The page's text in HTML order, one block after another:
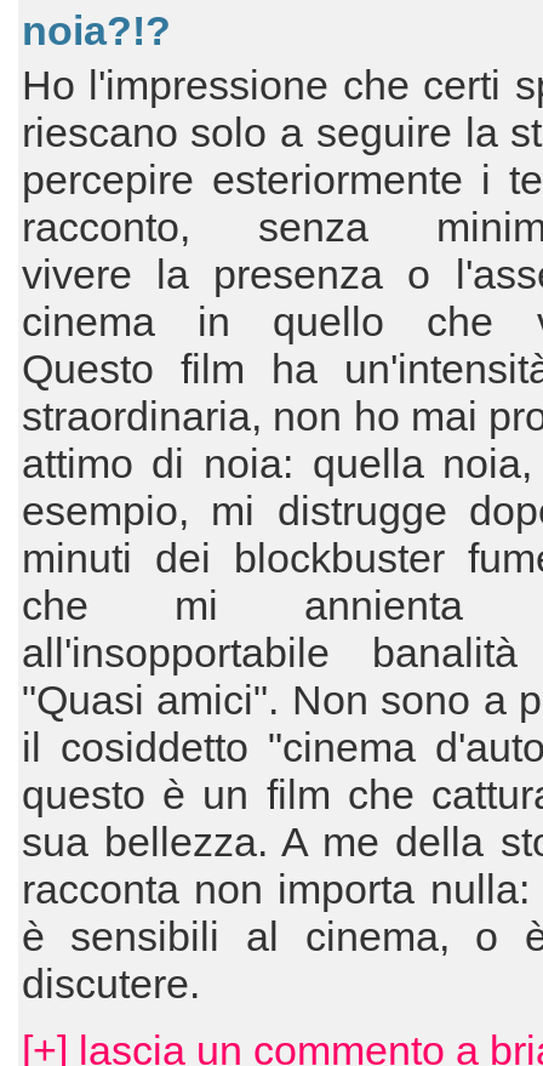
noia?!?
Ho l'impressione che certi
riescano solo a seguire la
percepire esteriormente i
racconto, senza
vivere la presenza o
cinema in quello che
Questo film ha
straordinaria, non ho mai
attimo di noia: quella
esempio, mi distrugge
minuti dei blockbuster
che mi annienta
all'insopportabile
"Quasi amici". Non sono a
il cosiddetto "cinema
questo è un film che
sua bellezza. A me della
racconta non importa
è sensibili al cinema, o
discutere.
[+] lascia un commento a